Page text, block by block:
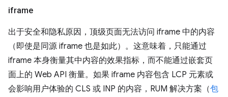
iframe
出于安全和隐私原因，顶级页面无法访问 iframe 中的内容
（即使是同源 iframe 也是如此）。这意味着，只能通过
iframe 本身衡量其中内容的效果指标，而不能通过嵌套页
面上的 Web API 衡量。如果 iframe 内容包含 LCP 元素或
会影响用户体验的 CLS 或 INP 的内容，RUM 解决方案（包